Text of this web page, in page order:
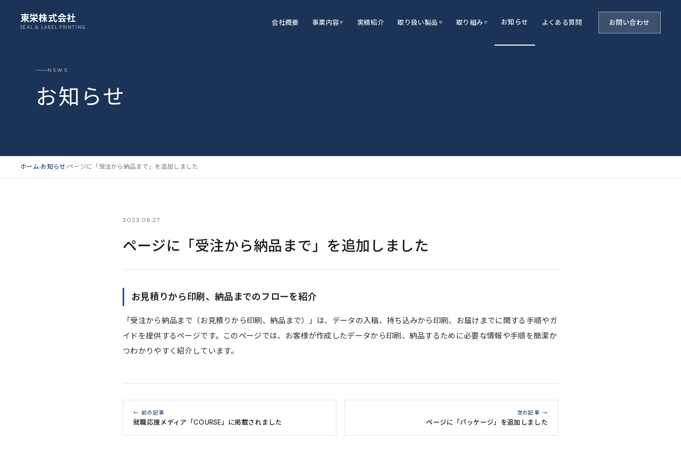
東栄株式会社
SEAL & LABEL PRINTING
会社概要 事業内容▼ 実績紹介 取り扱い製品▼ 取り組み▼ お知らせ よくある質問 お問い合わせ
NEWS
お知らせ
ホーム›お知らせ›ページに「受注から納品まで」を追加しました
2023.06.27
ページに「受注から納品まで」を追加しました
お見積りから印刷、納品までのフローを紹介
「受注から納品まで（お見積りから印刷、納品まで）」は、データの入稿、持ち込みから印刷、お届けまでに関する手順やガ
イドを提供するページです。このページでは、お客様が作成したデータから印刷、納品するために必要な情報や手順を簡潔か
つわかりやすく紹介しています。
← 前の記事
就職応援メディア「COURSE」に掲載されました
次の記事 →
ページに「パッケージ」を追加しました